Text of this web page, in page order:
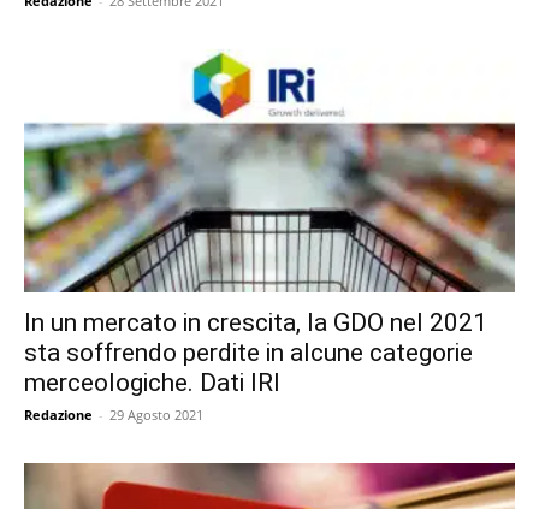
In un mercato in crescita, la GDO nel 2021
sta soffrendo perdite in alcune categorie
merceologiche. Dati IRI
Redazione - 29 Agosto 2021